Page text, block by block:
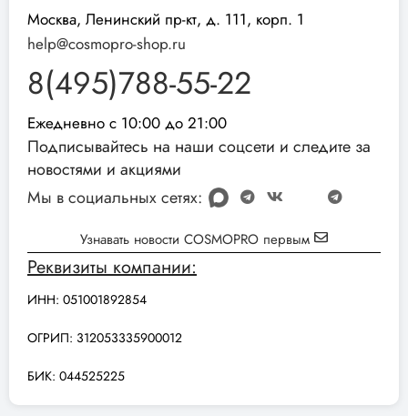
Москва, Ленинский пр-кт, д. 111, корп. 1
help@cosmopro-shop.ru
8(495)788-55-22
Ежедневно с 10:00 до 21:00
Подписывайтесь на наши соцсети и следите за
новостями и акциями
Мы в социальных сетях:
Узнавать новости COSMOPRO первым
Реквизиты компании:
ИНН: 051001892854
ОГРИП: 312053335900012
БИК: 044525225